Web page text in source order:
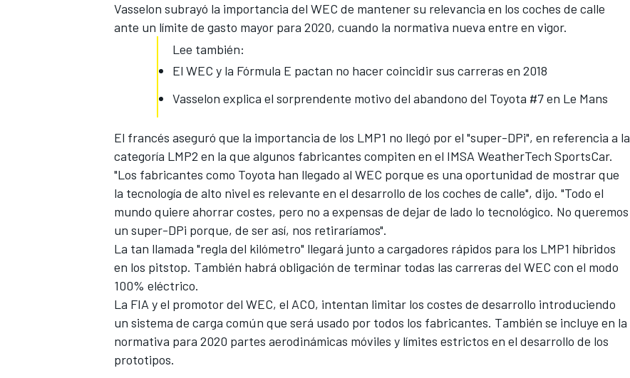
Vasselon subrayó la importancia del WEC de mantener su relevancia en los coches de calle
ante un límite de gasto mayor para 2020, cuando la normativa nueva entre en vigor.
Lee también:
El WEC y la Fórmula E pactan no hacer coincidir sus carreras en 2018
Vasselon explica el sorprendente motivo del abandono del Toyota #7 en Le Mans
El francés aseguró que la importancia de los LMP1 no llegó por el "super-DPi", en referencia a la
categoría LMP2 en la que algunos fabricantes compiten en el IMSA WeatherTech SportsCar.
"Los fabricantes como Toyota han llegado al WEC porque es una oportunidad de mostrar que
la tecnología de alto nivel es relevante en el desarrollo de los coches de calle", dijo. "Todo el
mundo quiere ahorrar costes, pero no a expensas de dejar de lado lo tecnológico. No queremos
un super-DPi porque, de ser así, nos retiraríamos".
La tan llamada "regla del kilómetro" llegará junto a cargadores rápidos para los LMP1 híbridos
en los pitstop. También habrá obligación de terminar todas las carreras del WEC con el modo
100% eléctrico.
La FIA y el promotor del WEC, el ACO, intentan limitar los costes de desarrollo introduciendo
un sistema de carga común que será usado por todos los fabricantes. También se incluye en la
normativa para 2020 partes aerodinámicas móviles y límites estrictos en el desarrollo de los
prototipos.